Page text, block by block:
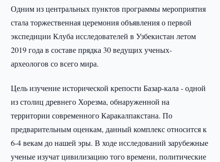
Одним из центральных пунктов программы мероприятия
стала торжественная церемония объявления о первой
экспедиции Клуба исследователей в Узбекистан летом
2019 года в составе прядка 30 ведущих ученых-
археологов со всего мира.
Цель изучение исторической крепости Базар-кала - одной
из столиц древнего Хорезма, обнаруженной на
территории современного Каракалпакстана. По
предварительным оценкам, данный комплекс относится к
6-4 векам до нашей эры. В ходе исследований зарубежные
ученые изучат цивилизацию того времени, политические